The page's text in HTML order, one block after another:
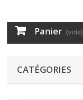
Panier (vide)
CATÉGORIES